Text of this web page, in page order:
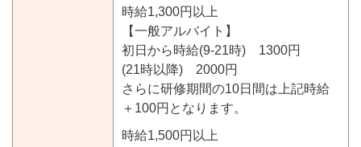
時給1,300円以上
【一般アルバイト】
初日から時給(9-21時) 1300円
(21時以降) 2000円
さらに研修期間の10日間は上記時給
＋100円となります。
時給1,500円以上